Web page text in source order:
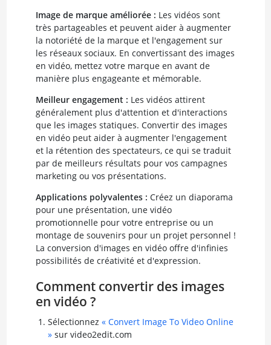
Image de marque améliorée : Les vidéos sont
très partageables et peuvent aider à augmenter
la notoriété de la marque et l'engagement sur
les réseaux sociaux. En convertissant des images
en vidéo, mettez votre marque en avant de
manière plus engageante et mémorable.
Meilleur engagement : Les vidéos attirent
généralement plus d'attention et d'interactions
que les images statiques. Convertir des images
en vidéo peut aider à augmenter l'engagement
et la rétention des spectateurs, ce qui se traduit
par de meilleurs résultats pour vos campagnes
marketing ou vos présentations.
Applications polyvalentes : Créez un diaporama
pour une présentation, une vidéo
promotionnelle pour votre entreprise ou un
montage de souvenirs pour un projet personnel !
La conversion d'images en vidéo offre d'infinies
possibilités de créativité et d'expression.
Comment convertir des images
en vidéo ?
Sélectionnez « Convert Image To Video Online
»sur video2edit.com